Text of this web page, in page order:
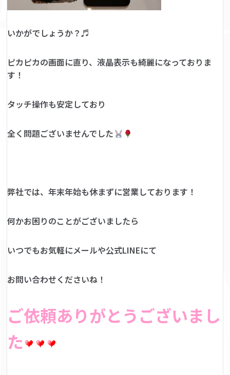
いかがでしょうか？♬
ピカピカの画面に直り、液晶表示も綺麗になっておりま
す！
タッチ操作も安定しており
全く問題ございませんでした
弊社では、年末年始も休まずに営業しております！
何かお困りのことがございましたら
いつでもお気軽にメールや公式LINEにて
お問い合わせくださいね！
ご依頼ありがとうございまし
た